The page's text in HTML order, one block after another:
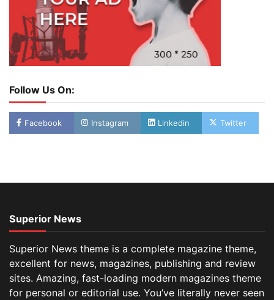
Follow Us On:
Facebook Instagram Linkedin Twitter
Superior News
Superior News theme is a complete magazine theme,
excellent for news, magazines, publishing and review
sites. Amazing, fast-loading modern magazines theme
for personal or editorial use. You’ve literally never seen